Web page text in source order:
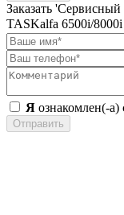
Заказать
TASKalfa 6500i/
Я ознакомлен(-а)
Отправить